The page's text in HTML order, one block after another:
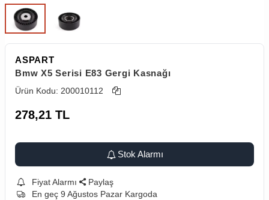
ASPART
Bmw X5 Serisi E83 Gergi Kasnağı
Ürün Kodu: 200010112
278,21 TL
Stok Alarmı
Fiyat Alarmı
Paylaş
En geç 9 Ağustos Pazar Kargoda